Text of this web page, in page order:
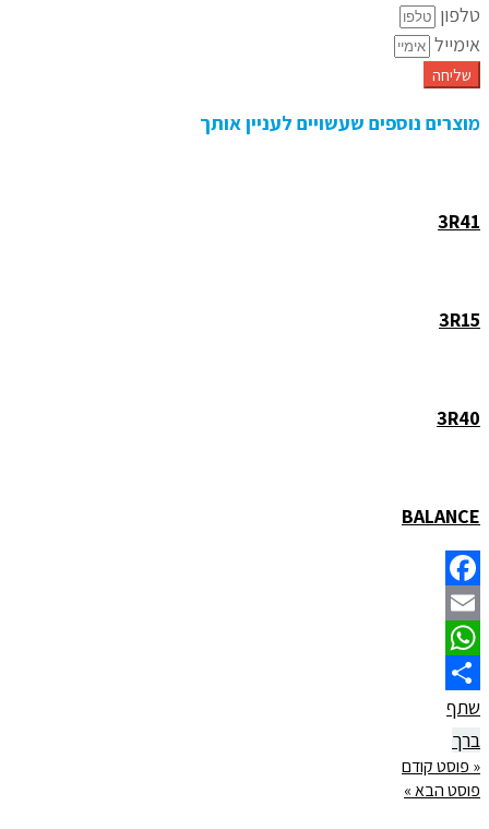
טלפון
אימייל
שליחה
מוצרים נוספים שעשויים לעניין אותך
3R41
3R15
3R40
BALANCE
Facebook
Email
WhatsApp
שתף
ברך
« פוסט קודם
פוסט הבא »